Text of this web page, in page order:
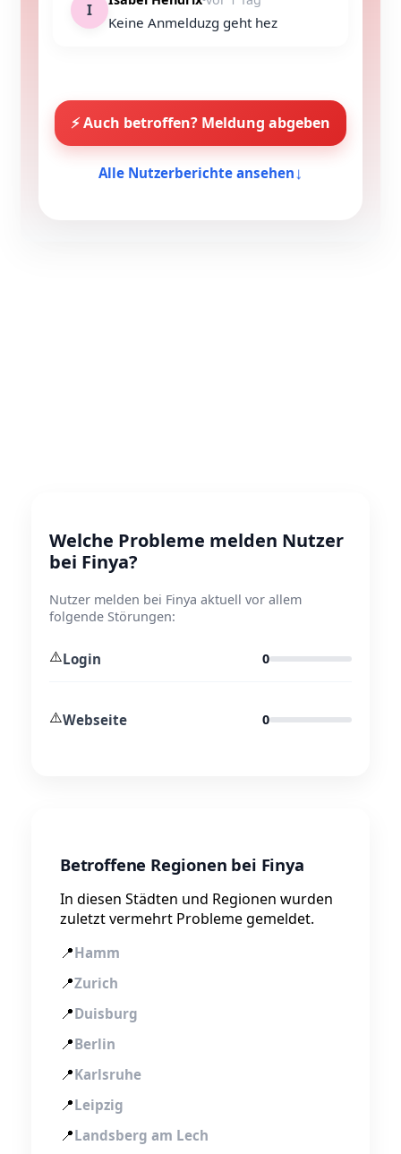
I
Keine Anmelduzg geht hez
⚡ Auch betroffen? Meldung abgeben
Alle Nutzerberichte ansehen↓
Welche Probleme melden Nutzer
bei Finya?
Nutzer melden bei Finya aktuell vor allem
folgende Störungen:
⚠️Login 0
⚠️Webseite 0
Betroffene Regionen bei Finya
In diesen Städten und Regionen wurden
zuletzt vermehrt Probleme gemeldet.
📍Hamm
📍Zurich
📍Duisburg
📍Berlin
📍Karlsruhe
📍Leipzig
📍Landsberg am Lech